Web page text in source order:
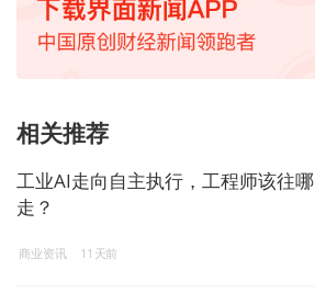
相关推荐
工业AI走向自主执行，工程师该往哪
走？
商业资讯 11天前